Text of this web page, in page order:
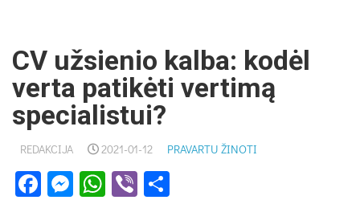
CV užsienio kalba: kodėl
verta patikėti vertimą
specialistui?
REDAKCIJA 2021-01-12 PRAVARTU ŽINOTI
Facebook
Messenger
WhatsApp
Viber